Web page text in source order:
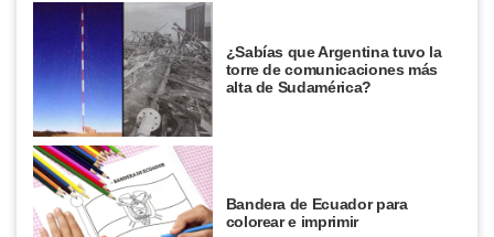
¿Sabías que Argentina tuvo la
torre de comunicaciones más
alta de Sudamérica?
Bandera de Ecuador para
colorear e imprimir